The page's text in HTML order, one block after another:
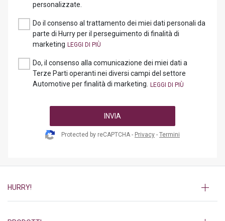
personalizzate.
Do il consenso al trattamento dei miei dati personali da
parte di Hurry per il perseguimento di finalità di
marketing
Do, il consenso alla comunicazione dei miei dati a
Terze Parti operanti nei diversi campi del settore
Automotive per finalità di marketing.
INVIA
Protected by reCAPTCHA - Privacy - Termini
HURRY!